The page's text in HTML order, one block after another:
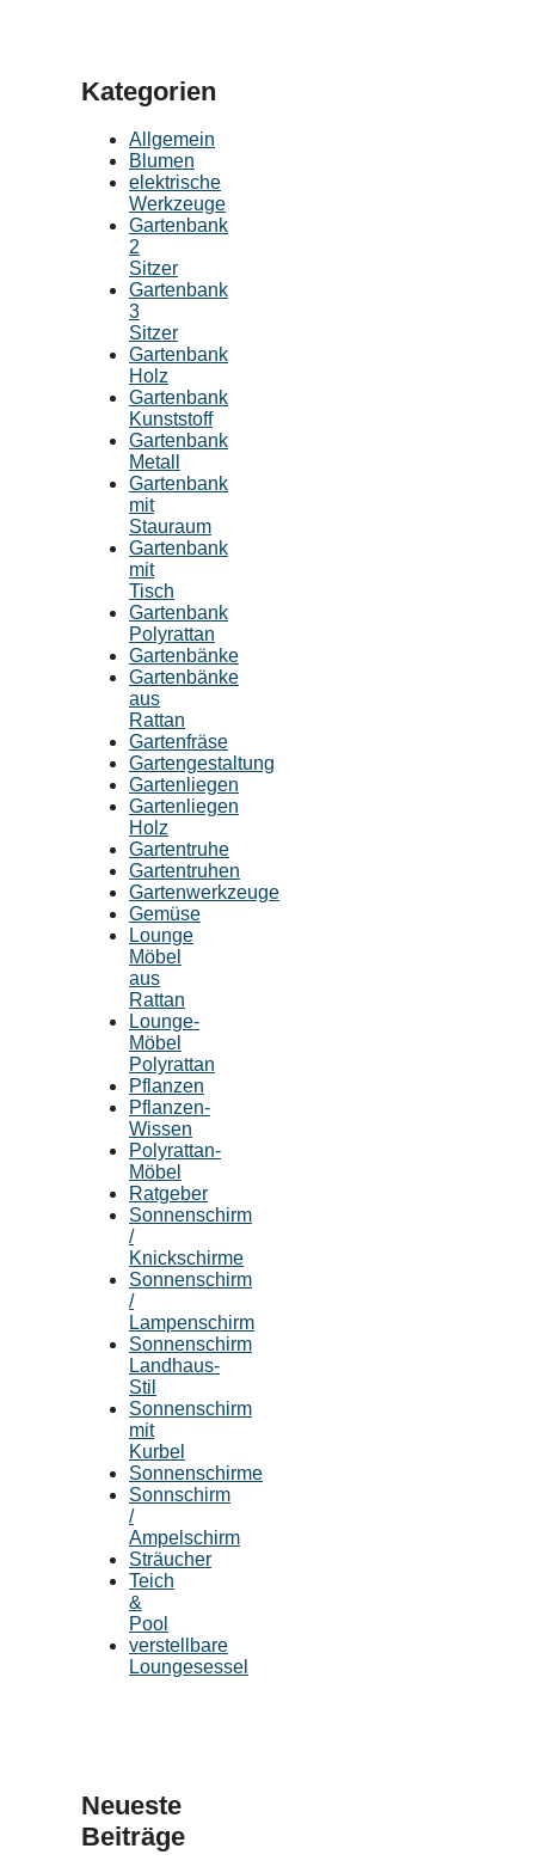
Kategorien
Allgemein
Blumen
elektrische
Werkzeuge
Gartenbank
2
Sitzer
Gartenbank
3
Sitzer
Gartenbank
Holz
Gartenbank
Kunststoff
Gartenbank
Metall
Gartenbank
mit
Stauraum
Gartenbank
mit
Tisch
Gartenbank
Polyrattan
Gartenbänke
Gartenbänke
aus
Rattan
Gartenfräse
Gartengestaltung
Gartenliegen
Gartenliegen
Holz
Gartentruhe
Gartentruhen
Gartenwerkzeuge
Gemüse
Lounge
Möbel
aus
Rattan
Lounge-
Möbel
Polyrattan
Pflanzen
Pflanzen-
Wissen
Polyrattan-
Möbel
Ratgeber
Sonnenschirm
/
Knickschirme
Sonnenschirm
/
Lampenschirm
Sonnenschirm
Landhaus-
Stil
Sonnenschirm
mit
Kurbel
Sonnenschirme
Sonnschirm
/
Ampelschirm
Sträucher
Teich
&
Pool
verstellbare
Loungesessel
Neueste
Beiträge